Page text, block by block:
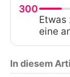
300
eine
In diesem